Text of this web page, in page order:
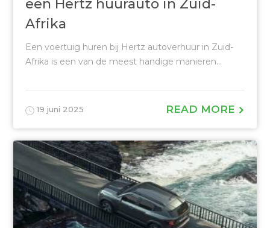
een Hertz huurauto in Zuid-
Afrika
Een voertuig huren bij Hertz autoverhuur in Zuid-
Afrika is een van de meest handige manieren...
19 juni 2025 READ MORE